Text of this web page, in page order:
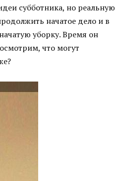
субботника, но реальную
начатое дело и в
уборку. Время он
что могут